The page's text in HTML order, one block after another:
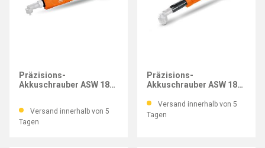
Präzisions-
Akkuschrauber ASW 18-
Versand innerhalb von 5
Tagen
Präzisions-
Akkuschrauber ASW 18-
Versand innerhalb von 5
Tagen